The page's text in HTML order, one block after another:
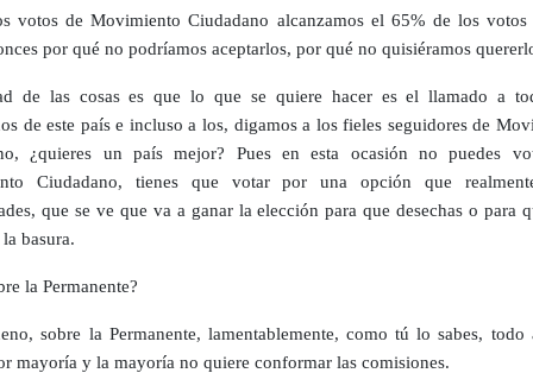
votos de Movimiento Ciudadano alcanzamos el 65% de los votos
por qué no podríamos aceptarlos, por qué no quisiéramos
de las cosas es que lo que se quiere hacer es el llamado a
de este país e incluso a los, digamos a los fieles seguidores de
¿quieres un país mejor? Pues en esta ocasión no puedes
Ciudadano, tienes que votar por una opción que
que se ve que va a ganar la elección para que desechas o para
basura.
la Permanente?
sobre la Permanente, lamentablemente, como tú lo sabes, todo
mayoría y la mayoría no quiere conformar las comisiones.